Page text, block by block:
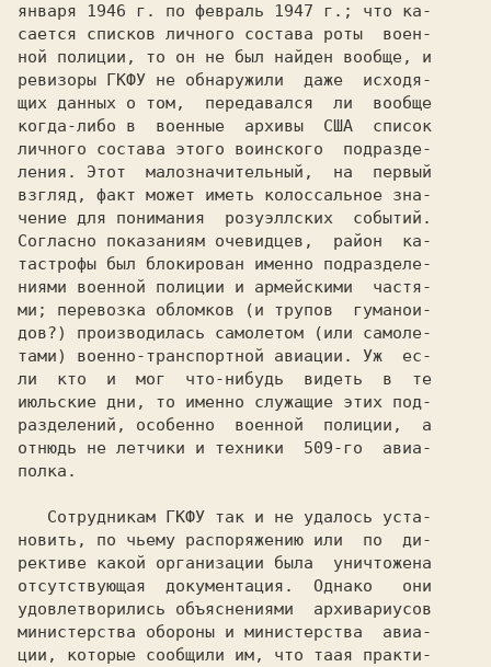
января 1946 г. по февраль 1947 г.; что ка-
сается списков личного состава роты  воен-
ной полиции, то он не был найден вообще, и
ревизоры ГКФУ не обнаружили  даже  исходя-
щих данных о том,  передавался  ли  вообще
когда-либо в  военные  архивы  США  список
личного состава этого воинского  подразде-
ления. Этот  малозначительный,  на  первый
взгляд, факт может иметь колоссальное зна-
чение для понимания  розуэллских  событий.
Согласно показаниям очевидцев,  район  ка-
тастрофы был блокирован именно подразделе-
ниями военной полиции и армейскими  частя-
ми; перевозка обломков (и трупов  гуманои-
дов?) производилась самолетом (или самоле-
тами) военно-транспортной авиации. Уж  ес-
ли  кто  и  мог  что-нибудь  видеть  в  те
июльские дни, то именно служащие этих под-
разделений, особенно  военной  полиции,  а
отнюдь не летчики и техники  509-го  авиа-
полка.
новить, по чьему распоряжению или  по  ди-
рективе какой организации была  уничтожена
отсутствующая  документация.  Однако   они
удовлетворились объяснениями  архивариусов
министерства обороны и министерства  авиа-
ции, которые сообщили им, что таая практи-